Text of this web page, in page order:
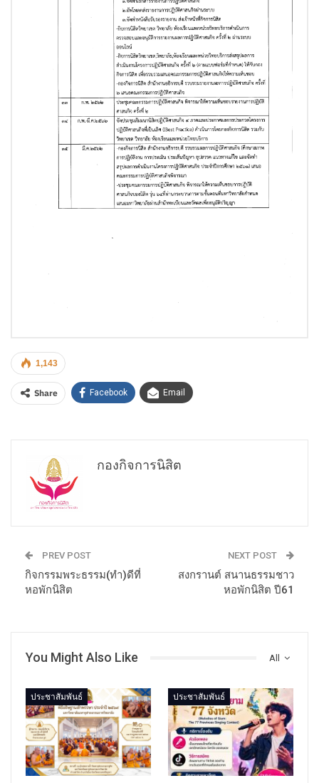
1,143
Share Facebook Email
กองกิจการนิสิต
PREV POST
กิจกรรมพระธรรม(ทำ)ดีที่
หอพักนิสิต
NEXT POST
สงกรานต์ สนานธรรมชาว
หอพักนิสิต ปี61
All
You Might Also Like
ประชาสัมพันธ์ ประชาสัมพันธ์